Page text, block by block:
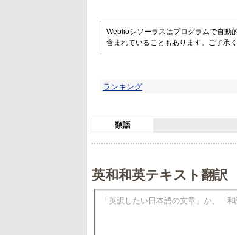
Weblioシソーラスはプログラムで自動
含まれていることもあります。ご了承
ランキング
類語
英和和英テキスト翻訳